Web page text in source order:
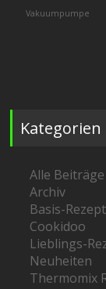
Vakuumpumpe
Kategorien
Alle Beiträge
Archiv
Basis-
Cookidoo
Lieblings-
Neuheiten
Thermomix